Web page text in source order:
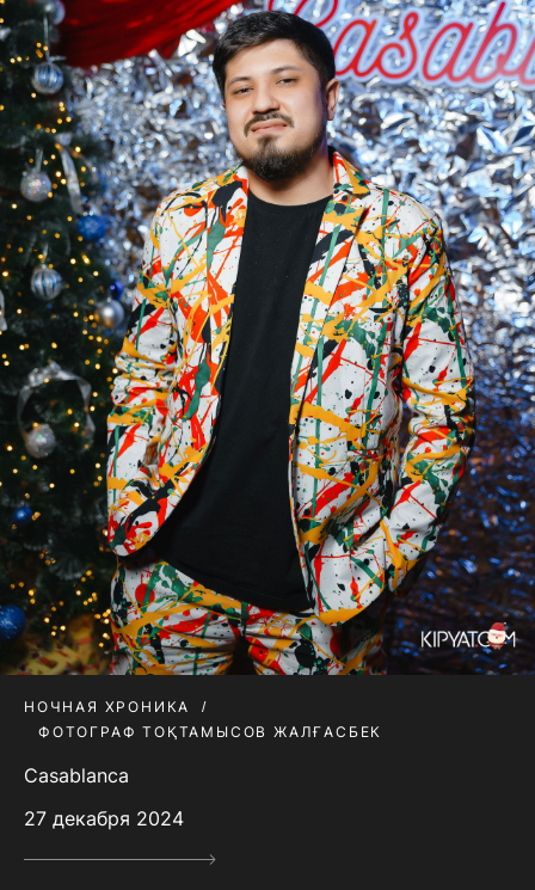
НОЧНАЯ ХРОНИКА
ФОТОГРАФ ТОҚТАМЫСОВ ЖАЛҒАСБЕК
Casablanca
27 декабря 2024